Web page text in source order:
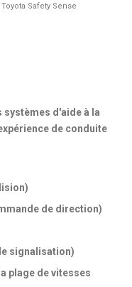
Safety Sense
systèmes d'aide à la
de conduite
de direction)
signalisation)
plage de vitesses